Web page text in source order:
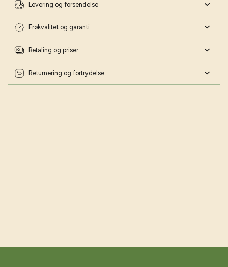
Levering og forsendelse
Frøkvalitet og garanti
Betaling og priser
Returnering og fortrydelse